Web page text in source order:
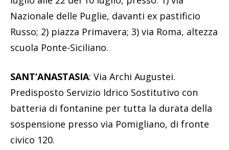
Nazionale delle Puglie, davanti ex pastificio
Russo; 2) piazza Primavera; 3) via Roma, altezza
scuola Ponte-Siciliano.
SANT’ANASTASIA: Via Archi Augustei.
Predisposto Servizio Idrico Sostitutivo con
batteria di fontanine per tutta la durata della
sospensione presso via Pomigliano, di fronte
civico 120.